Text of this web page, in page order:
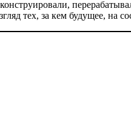
тех, за кем будущее, на